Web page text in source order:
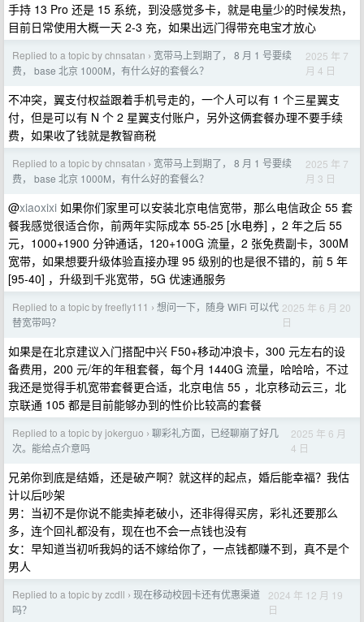
手持 13 Pro 还是 15 系统，到没感觉多卡，就是电量少的时候发热，
目前日常使用大概一天 2-3 充，如果出远门得带充电宝才放心
Replied to a topic by chnsatan › 宽带马上到期了， 8 月 1 号要续
费， base 北京 1000M，有什么好的套餐么？
2025 年 7
月 4 日
不冲突，翼支付权益跟着手机号走的，一个人可以有 1 个三星翼支
付，但是可以有 N 个 2 星翼支付账户，另外这俩套餐办理不要手续
费，如果收了钱就是教智商税
Replied to a topic by chnsatan › 宽带马上到期了， 8 月 1 号要续
费， base 北京 1000M，有什么好的套餐么？
2025 年 7
月 3 日
@xiaoxixi 如果你们家里可以安装北京电信宽带，那么电信政企 55 套
餐我感觉很适合你，前两年实际成本 55-25 [水电券] ，2 年之后 55
元，1000+1900 分钟通话，120+100G 流量，2 张免费副卡，300M
宽带，如果想要升级体验直接办理 95 级别的也是很不错的，前 5 年
[95-40] ，升级到千兆宽带，5G 优速通服务
Replied to a topic by freefly111 › 想问一下，随身 WiFi 可以代
替宽带吗？
2025 年 6 月 20
日
如果是在北京建议入门搭配中兴 F50+移动冲浪卡，300 元左右的设
备费用，200 元/年的年租套餐，每个月 1440G 流量，哈哈哈，不过
我还是觉得手机宽带套餐更合适，北京电信 55 ，北京移动云三，北
京联通 105 都是目前能够办到的性价比较高的套餐
Replied to a topic by jokerguo › 聊彩礼方面，已经聊崩了好几
次。能给点介意吗
2025 年 6 月
4 日
兄弟你到底是结婚，还是破产啊？就这样的起点，婚后能幸福？我估
计以后吵架
男：当初不是你说不能卖掉老破小，还非得得买房，彩礼还要那么
多，连个回礼都没有，现在也不会一点钱也没有
女：早知道当初听我妈的话不嫁给你了，一点钱都赚不到，真不是个
男人
Replied to a topic by zcdll › 现在移动校园卡还有优惠渠道
吗？
2024 年 12 月 19
日